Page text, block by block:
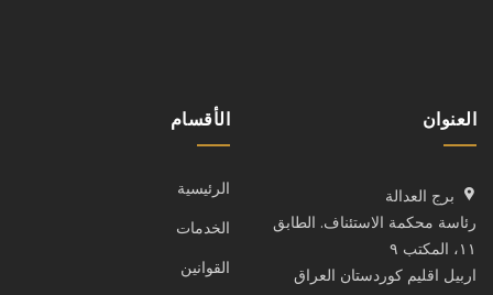
العنوان
برج العدالة
رئاسة محكمة الاستئناف. الطابق
١١، المكتب ٩
اربيل اقليم كوردستان العراق
الأقسام
الرئيسية
الخدمات
القوانين